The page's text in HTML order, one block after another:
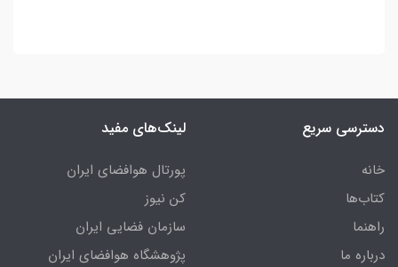
دسترسی سریع
خانه
کتاب‌ها
راهنما
درباره ما
لینک‌های مفید
پورتال هوافضای ایران
کن نیوز
سازمان فضایی ایران
پژوهشگاه هوافضای ایران